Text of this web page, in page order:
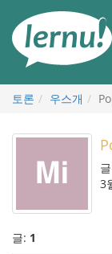
토론 우스개
3
글: 1